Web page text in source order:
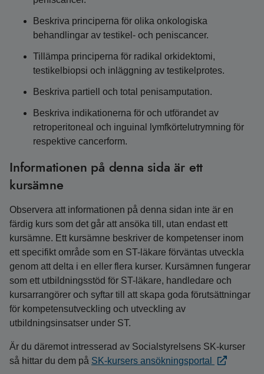
Beskriva principerna för olika onkologiska
behandlingar av testikel- och peniscancer.
Tillämpa principerna för radikal orkidektomi,
testikelbiopsi och inläggning av testikelprotes.
Beskriva partiell och total penisamputation.
Beskriva indikationerna för och utförandet av
retroperitoneal och inguinal lymfkörtelutrymning för
respektive cancerform.
Informationen på denna sida är ett
kursämne
Observera att informationen på denna sidan inte är en
färdig kurs som det går att ansöka till, utan endast ett
kursämne. Ett kursämne beskriver de kompetenser inom
ett specifikt område som en ST-läkare förväntas utveckla
genom att delta i en eller flera kurser. Kursämnen fungerar
som ett utbildningsstöd för ST-läkare, handledare och
kursarrangörer och syftar till att skapa goda förutsättningar
för kompetensutveckling och utveckling av
utbildningsinsatser under ST.
Är du däremot intresserad av Socialstyrelsens SK-kurser
så hittar du dem på SK-kursers ansökningsportal